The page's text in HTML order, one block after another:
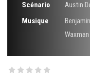
Scénario
Austin
Musique
Waxman